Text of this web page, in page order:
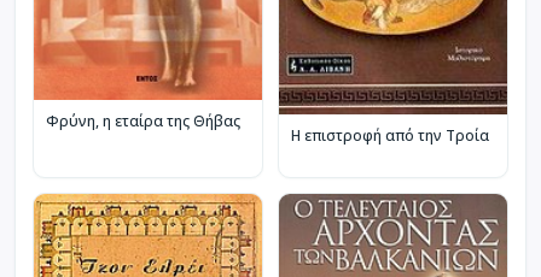
Φρύνη, η εταίρα της Θήβας
Η επιστροφή από την Τροία